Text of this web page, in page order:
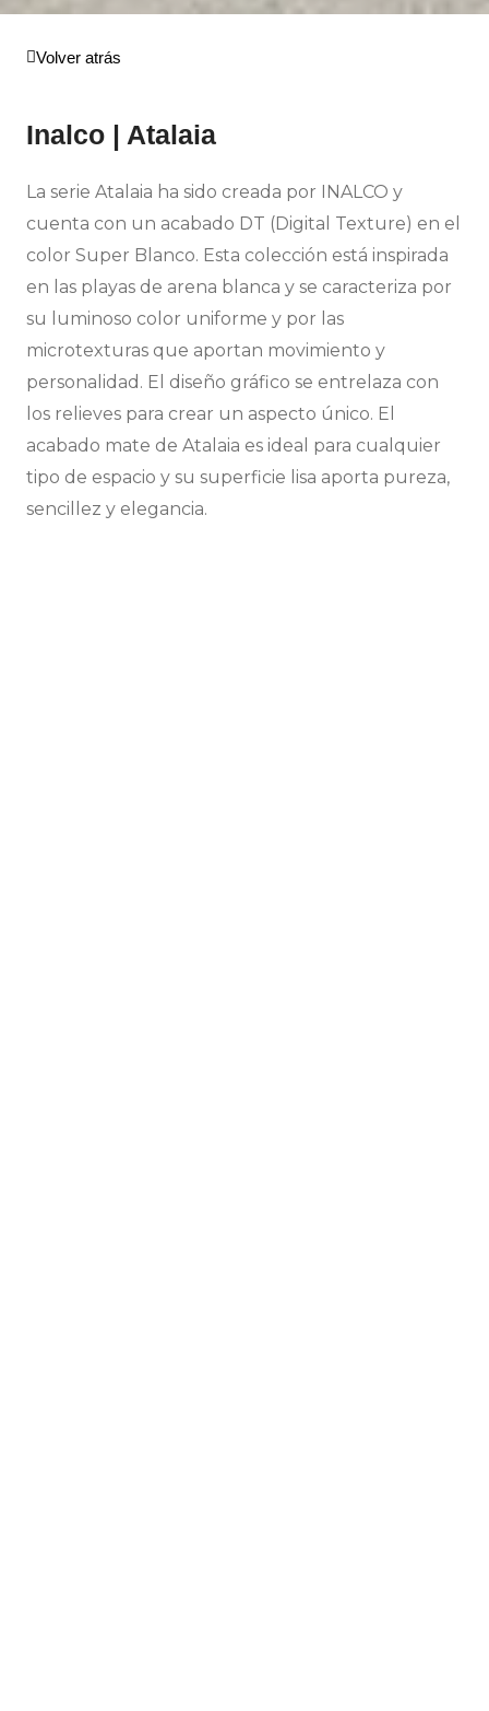
Volver atrás
Inalco | Atalaia
La serie Atalaia ha sido creada por INALCO y
cuenta con un acabado DT (Digital Texture) en el
color Super Blanco. Esta colección está inspirada
en las playas de arena blanca y se caracteriza por
su luminoso color uniforme y por las
microtexturas que aportan movimiento y
personalidad. El diseño gráfico se entrelaza con
los relieves para crear un aspecto único. El
acabado mate de Atalaia es ideal para cualquier
tipo de espacio y su superficie lisa aporta pureza,
sencillez y elegancia.